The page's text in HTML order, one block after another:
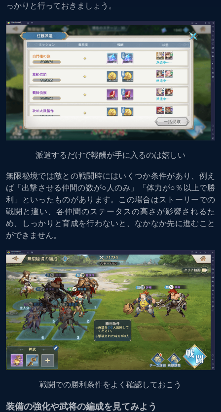
っかりと行っておきましょう。
派遣するだけで報酬が手に入るのは嬉しい
無限秘境では敵との戦闘時にはいくつか条件があり、例え
ば「出撃させる仲間の数が○人のみ」「体力が○％以上で勝
利」といったものがあります。この場合はストーリーでの
戦闘と違い、各仲間のステータスの高さが影響されるた
め、しっかりと育成を行わないと、なかなか先に進むこと
ができません。
戦闘での勝利条件をよく確認しておこう
装備の強化や武将の編成を見てみよう